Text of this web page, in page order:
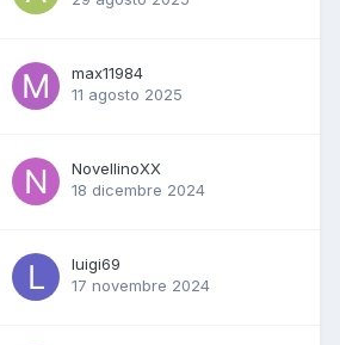
max11984
11 agosto 2025
NovellinoXX
18 dicembre 2024
luigi69
17 novembre 2024